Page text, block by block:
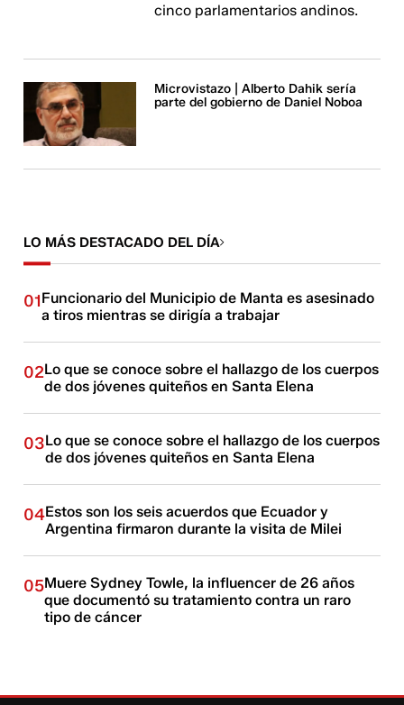
cinco parlamentarios andinos.
Microvistazo | Alberto Dahik sería
parte del gobierno de Daniel Noboa
LO MÁS DESTACADO DEL DÍA
01Funcionario del Municipio de Manta es asesinado
a tiros mientras se dirigía a trabajar
02Lo que se conoce sobre el hallazgo de los cuerpos
de dos jóvenes quiteños en Santa Elena
03Lo que se conoce sobre el hallazgo de los cuerpos
de dos jóvenes quiteños en Santa Elena
04Estos son los seis acuerdos que Ecuador y
Argentina firmaron durante la visita de Milei
05Muere Sydney Towle, la influencer de 26 años
que documentó su tratamiento contra un raro
tipo de cáncer